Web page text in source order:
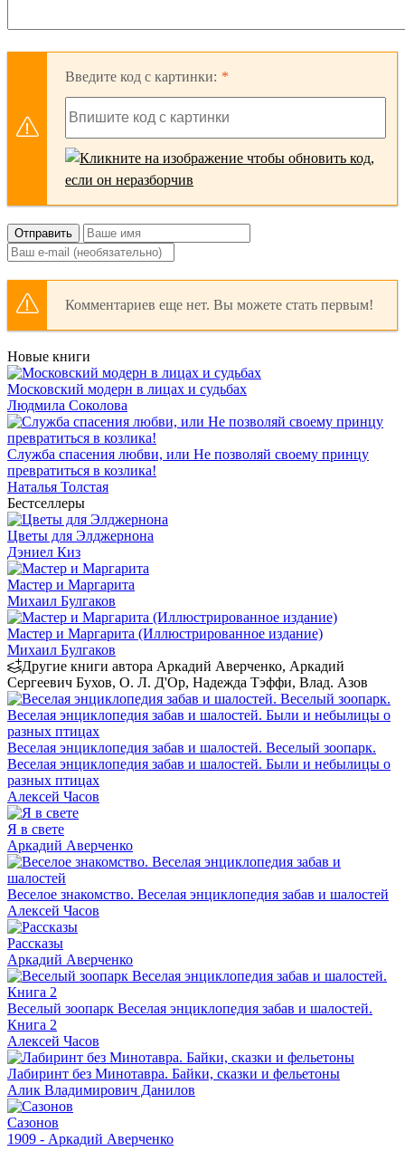
Введите код с картинки:
Отправить
Комментариев еще нет. Вы можете стать первым!
Новые книги
Московский модерн в лицах и судьбах
Людмила Соколова
Служба спасения любви, или Не позволяй своему принцу
превратиться в козлика!
Наталья Толстая
Бестселлеры
Цветы для Элджернона
Дэниел Киз
Мастер и Маргарита
Михаил Булгаков
Мастер и Маргарита (Иллюстрированное издание)
Михаил Булгаков
Другие книги автора Аркадий Аверченко, Аркадий
Сергеевич Бухов, О. Л. Д'Ор, Надежда Тэффи, Влад. Азов
Веселая энциклопедия забав и шалостей. Веселый зоопарк.
Веселая энциклопедия забав и шалостей. Были и небылицы о
разных птицах
Алексей Часов
Я в свете
Аркадий Аверченко
Веселое знакомство. Веселая энциклопедия забав и шалостей
Алексей Часов
Рассказы
Аркадий Аверченко
Веселый зоопарк Веселая энциклопедия забав и шалостей.
Книга 2
Алексей Часов
Лабиринт без Минотавра. Байки, сказки и фельетоны
Алик Владимирович Данилов
Сазонов
1909 - Аркадий Аверченко